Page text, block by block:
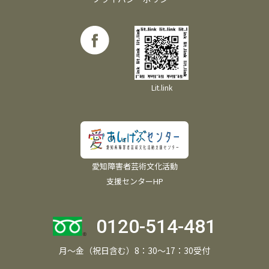
Lit.link
愛知障害者芸術文化活動
支援センターHP
0120-514-481
月～金（祝日含む）8：30～17：30受付